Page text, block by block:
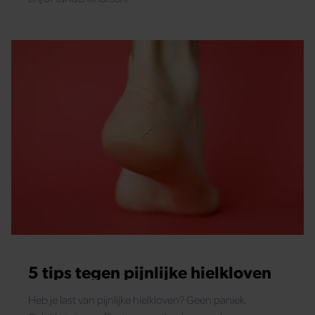
5 tips tegen pijnlijke hielkloven
Heb je last van pijnlijke hielkloven? Geen paniek.